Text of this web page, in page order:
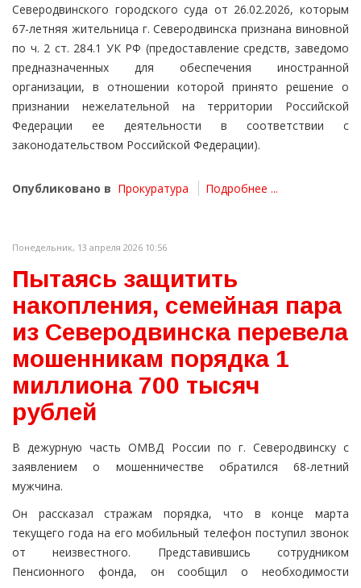
Северодвинского городского суда от 26.02.2026, которым
67-летняя жительница г. Северодвинска признана виновной
по ч. 2 ст. 284.1 УК РФ (предоставление средств, заведомо
предназначенных для обеспечения иностранной
организации, в отношении которой принято решение о
признании нежелательной на территории Российской
Федерации ее деятельности в соответствии с
законодательством Российской Федерации).
Опубликовано в Прокуратура Подробнее ...
Понедельник, 13 апреля 2026 10:56
Пытаясь защитить
накопления, семейная пара
из Северодвинска перевела
мошенникам порядка 1
миллиона 700 тысяч
рублей
В дежурную часть ОМВД России по г. Северодвинску с
заявлением о мошенничестве обратился 68-летний
мужчина.
Он рассказал стражам порядка, что в конце марта
текущего года на его мобильный телефон поступил звонок
от неизвестного. Представившись сотрудником
Пенсионного фонда, он сообщил о необходимости